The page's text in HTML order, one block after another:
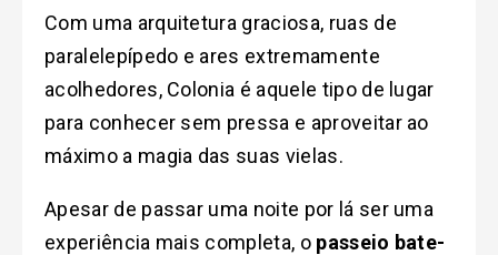
Com uma arquitetura graciosa, ruas de
paralelepípedo e ares extremamente
acolhedores, Colonia é aquele tipo de lugar
para conhecer sem pressa e aproveitar ao
máximo a magia das suas vielas.
Apesar de passar uma noite por lá ser uma
experiência mais completa, o passeio bate-